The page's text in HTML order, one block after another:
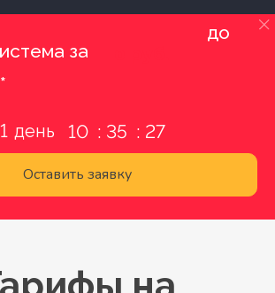
за
до
10 35 26
Оставить заявку